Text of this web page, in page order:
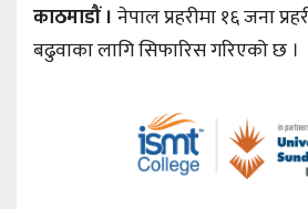
काठमाडौं । नेपाल प्रहरीमा १६ जना
बढुवाका लागि सिफारिस गरिएको छ ।